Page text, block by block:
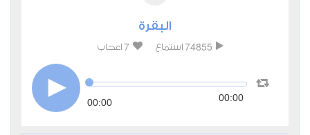
البقرة
74855 استماع 7 اعجاب
00:00 00:00